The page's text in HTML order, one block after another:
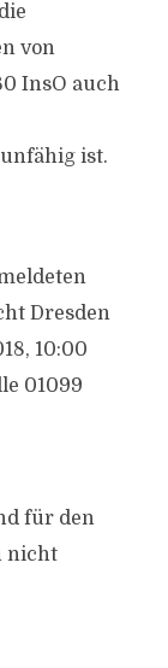
von
InsO auch
ist.
Dresden
10:00
01099
für den
nicht